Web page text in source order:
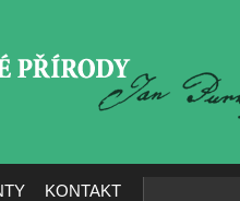
KONTAKT